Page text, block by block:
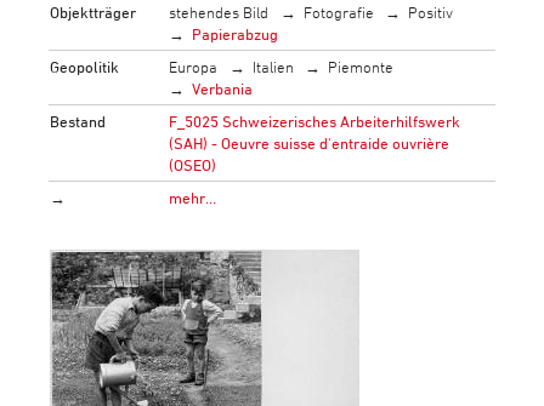
Objektträger
stehendes Bild Fotografie
Positiv
Papierabzug
Geopolitik
Europa Italien
Piemonte
Verbania
Bestand
F_5025 Schweizerisches Arbeiterhilfswerk
(SAH) - Oeuvre suisse d'entraide ouvrière
(OSEO)
→
mehr…